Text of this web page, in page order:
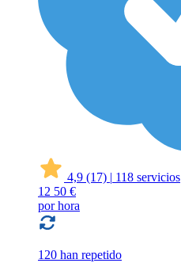
4,9 (17) | 118 servicios
12 50 €
por hora
120 han repetido